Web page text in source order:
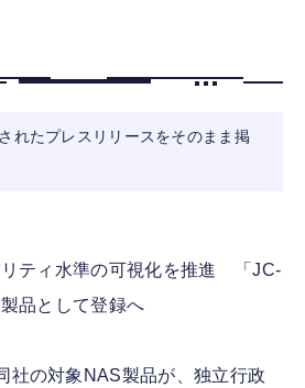
れたプレスリリースをそのまま掲
ティ水準の可視化を推進 「JC-
品として登録へ
社の対象NAS製品が、独立行政